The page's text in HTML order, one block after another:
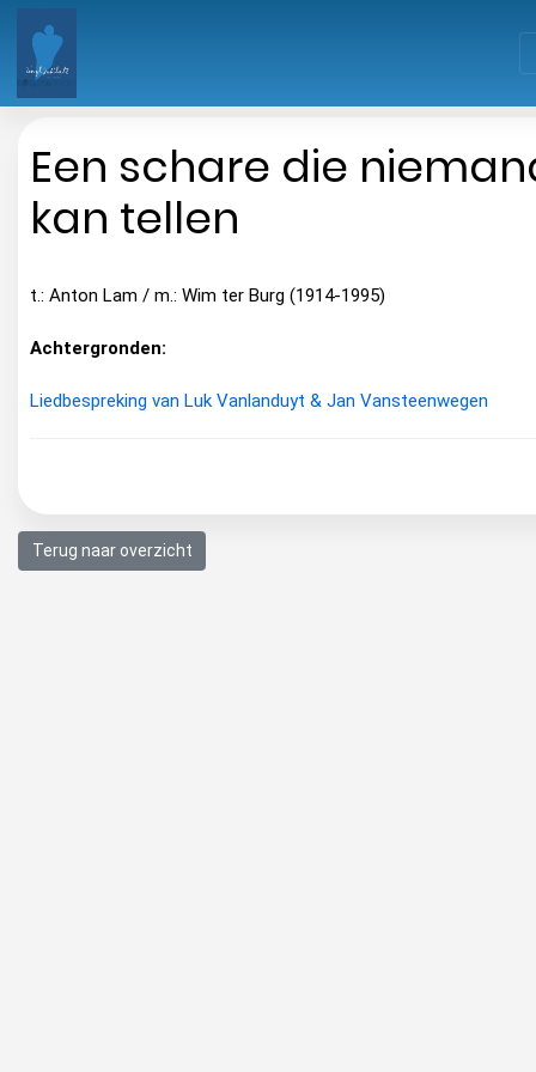
Een schare die
kan tellen
t.: Anton Lam / m.: Wim ter Burg (1914-1995)
Achtergronden:
Liedbespreking van Luk Vanlanduyt & Jan Vansteenwegen
Terug naar overzicht